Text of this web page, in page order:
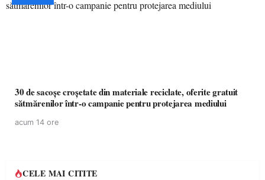
30 de sacoșe croșetate din materiale reciclate, oferite gratuit
sătmărenilor într-o campanie pentru protejarea mediului
acum 14 ore
CELE MAI CITITE